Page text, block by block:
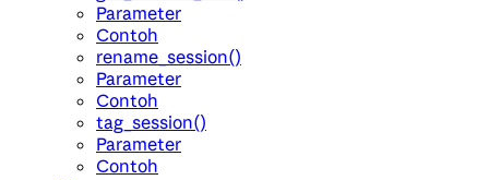
Parameter
Contoh
rename_session()
Parameter
Contoh
tag_session()
Parameter
Contoh